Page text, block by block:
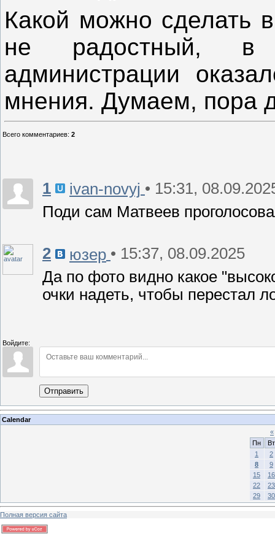
Какой можно сделать
не радостный, в
администрации
мнения. Думаем, пора
Всего комментариев: 2
1 ivan-novyj • 15:31,
Поди сам Матвеев
2 юзер • 15:37, 08.09.2025
Да по фото видно какое
очки надеть, чтобы перестал
Войдите:
Отправить
Calendar
«
Пн
Вт
1
2
8
9
15
16
22
23
29
30
Полная версия сайта